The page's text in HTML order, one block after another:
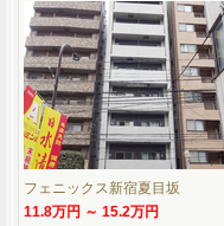
フェニックス新宿夏目坂
11.8万円 ～ 15.2万円